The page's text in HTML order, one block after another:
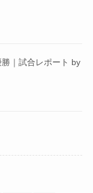
｜試合レポート by